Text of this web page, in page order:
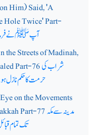
Him) Said, 'A
Hole Twice' Part-
آپﷺ نے
Streets of Madinah,
Part-76شراب کی
حرمت کا حکم نازل
on the Movements
Part-77مدینہ سے مکہ
تک تمام